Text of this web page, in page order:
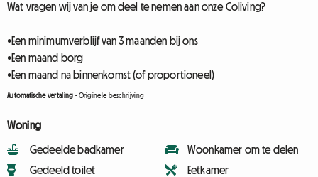
Wat vragen wij van je om deel te nemen aan onze Coliving?
•Een minimumverblijf van 3 maanden bij ons
•Een maand borg
•Een maand na binnenkomst (of proportioneel)
Automatische vertaling -Originele beschrijving
Woning
Gedeelde badkamer
Gedeeld toilet
Woonkamer om te delen
Eetkamer